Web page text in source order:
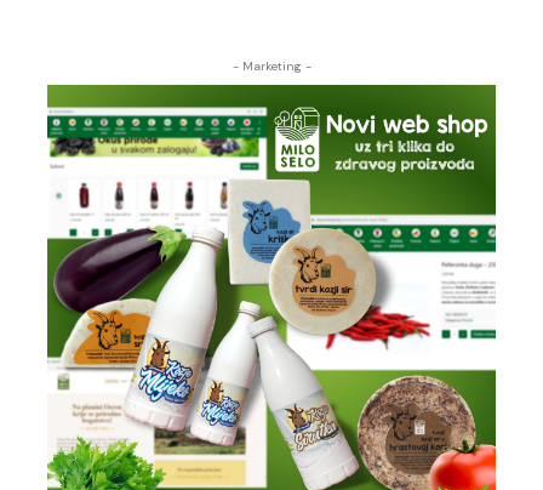
- Marketing -